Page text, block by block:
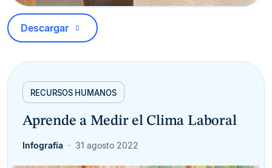
Descargar
RECURSOS HUMANOS
Aprende a Medir el Clima Laboral
Infografía 31 agosto 2022